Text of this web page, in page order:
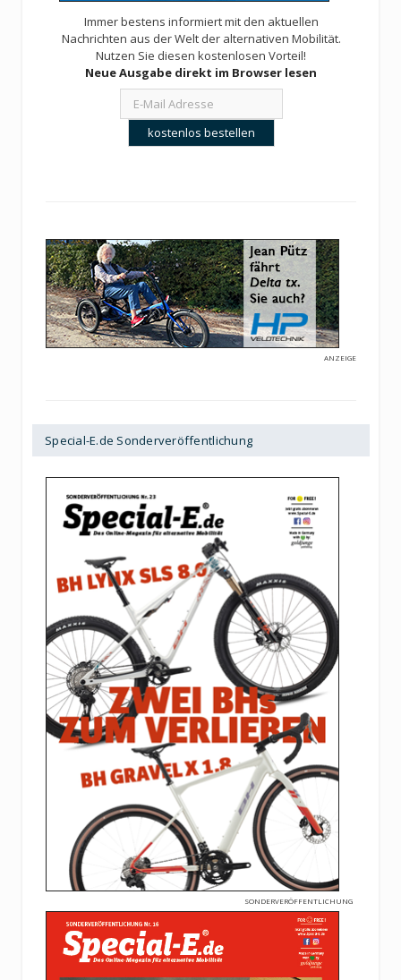
Immer bestens informiert mit den aktuellen
Nachrichten aus der Welt der alternativen Mobilität.
Nutzen Sie diesen kostenlosen Vorteil!
Neue Ausgabe direkt im Browser lesen
ANZEIGE
Special-E.de Sonderveröffentlichung
SONDERVERÖFFENTLICHUNG